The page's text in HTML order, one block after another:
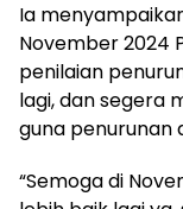
Ia
November 2024
penilaian
lagi, dan segera
guna penurunan
“Semoga di